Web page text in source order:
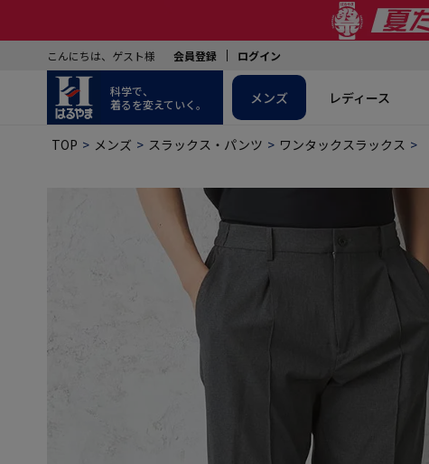
こんにちは、ゲスト様 会員登録 ログイン
科学で、
着るを変えていく。
メンズ レディース
TOP メンズ スラックス・パンツ ワンタックスラックス